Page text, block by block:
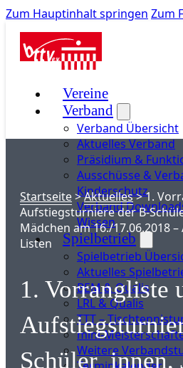
Zum Hauptinhalt springen Zum
Vereine
Verband
Verband Übersicht
Aktuelles Verband
Präsidium &
Ausschüsse &
Kinderschutz
Verband
Wissen
Spielbetrieb
Spielbetrieb
Aktuelles
BEM & Qualis
LRL & Qualis
TTT –
mini-
Weitere
Startseite>Aktuelles>1.
Aufstiegsturniere der B-
Mädchen am 16./17.06.2018
Listen
1. Vorrangliste
Schüler_innen,